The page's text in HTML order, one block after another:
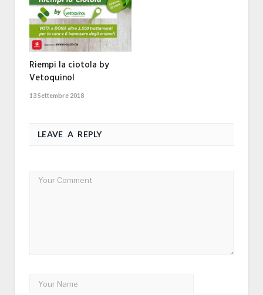
Riempi la ciotola by
Vetoquinol
13 Settembre 2018
LEAVE A REPLY